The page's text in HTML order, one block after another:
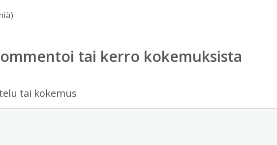
tai kerro kokemuksista
tai kokemus